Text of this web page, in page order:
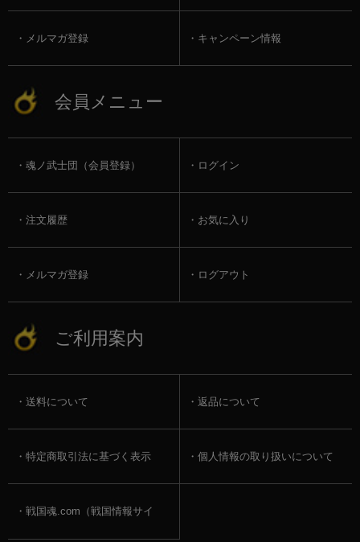
メルマガ登録 キャンペーン情報
会員メニュー
魂ノ武士団（会員登録） ログイン
注文履歴 お気に入り
メルマガ登録 ログアウト
ご利用案内
送料について 返品について
特定商取引法に基づく表示 個人情報の取り扱いについて
戦国魂.com（戦国情報サイ